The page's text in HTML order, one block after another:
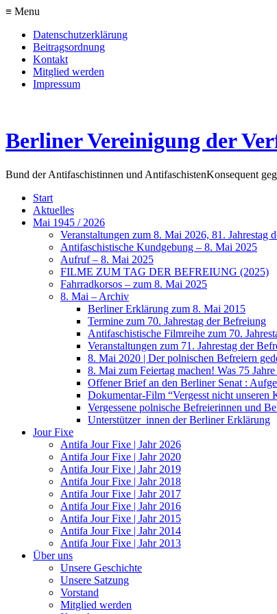
≡ Menu
Datenschutzerklärung
Beitragsordnung
Kontakt
Mitglied werden
Impressum
Berliner Vereinigung der
Bund der Antifaschistinnen und AntifaschistenKonsequent
Start
Aktuelles
Mai 1945 / 2026
Veranstaltungen zum 8. Mai 2026, 81. Jahrestag
Antifaschistische Kundgebung – 8. Mai 2025
Aufruf – 8. Mai 2025
FILME ZUM TAG DER BEFREIUNG (2025)
Fahrradkorsos – zum 8. Mai 2025
8. Mai – Archiv
Berliner Erklärung zum 8. Mai 2015
Termine zum 70. Jahrestag der Befreiung
Antifaschistische Filmreihe zum 70.
Veranstaltungen zum 71. Jahrestag der
8. Mai 2020 | Der polnischen Befreiern
8. Mai zum Feiertag machen! Was 75
Offener Brief an den Berliner Senat :
Dokumentar-Film “Vergesst nicht
Vergessene polnische Befreierinnen und
Unterstützer_innen der Berliner Erklärung
Jour Fixe
Antifa Jour Fixe | Jahr 2026
Antifa Jour Fixe | Jahr 2020
Antifa Jour Fixe | Jahr 2019
Antifa Jour Fixe | Jahr 2018
Antifa Jour Fixe | Jahr 2017
Antifa Jour Fixe | Jahr 2016
Antifa Jour Fixe | Jahr 2015
Antifa Jour Fixe | Jahr 2014
Antifa Jour Fixe | Jahr 2013
Über uns
Unsere Geschichte
Unsere Satzung
Vorstand
Mitglied werden